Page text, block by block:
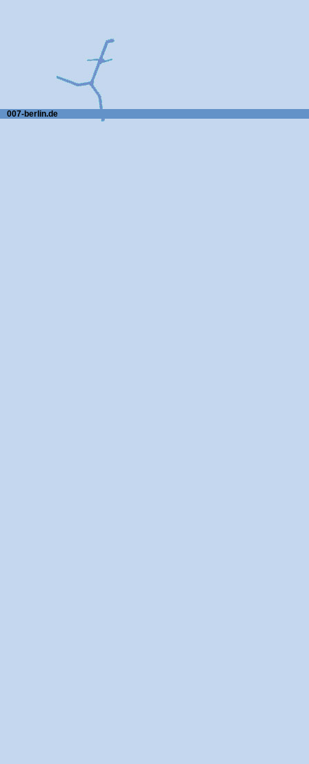
007-berlin.de